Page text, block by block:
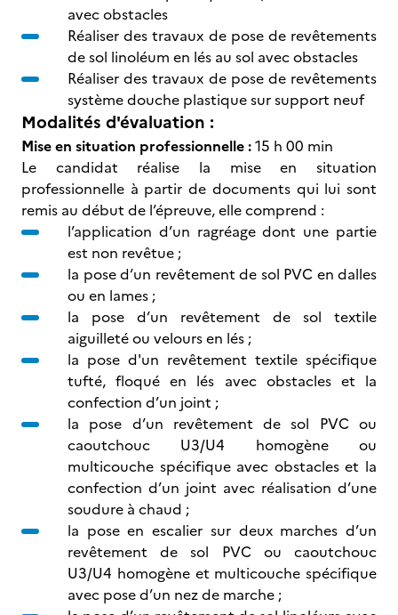
avec obstacles
Réaliser des travaux de pose de revêtements
de sol linoléum en lés au sol avec obstacles
Réaliser des travaux de pose de revêtements
système douche plastique sur support neuf
Modalités d'évaluation :
Mise en situation professionnelle :15 h 00 min
Le candidat réalise la mise en situation
professionnelle à partir de documents qui lui sont
remis au début de l’épreuve, elle comprend :
l’application d’un ragréage dont une partie
est non revêtue ;
la pose d’un revêtement de sol PVC en dalles
ou en lames ;
la pose d’un revêtement de sol textile
aiguilleté ou velours en lés ;
la pose d'un revêtement textile spécifique
tufté, floqué en lés avec obstacles et la
confection d’un joint ;
la pose d’un revêtement de sol PVC ou
caoutchouc U3/U4 homogène ou
multicouche spécifique avec obstacles et la
confection d’un joint avec réalisation d’une
soudure à chaud ;
la pose en escalier sur deux marches d’un
revêtement de sol PVC ou caoutchouc
U3/U4 homogène et multicouche spécifique
avec pose d’un nez de marche ;